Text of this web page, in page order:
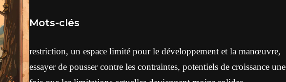
Mots-clés
restriction, un espace limité pour le développement et la manœuvre,
essayer de pousser contre les contraintes, potentiels de croissance une